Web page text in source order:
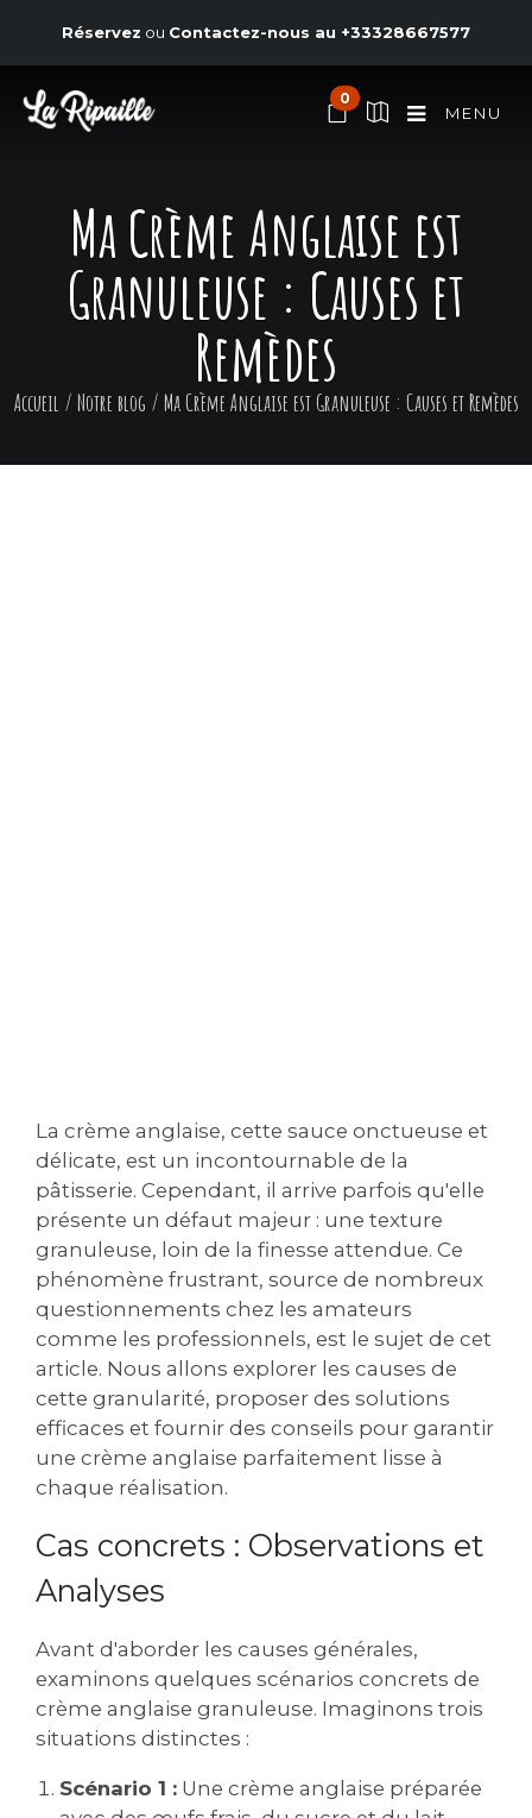
Réservez ou Contactez-nous au +33328667577
0
MENU
Ma Crème Anglaise est
Granuleuse : Causes et
Remèdes
Accueil/ Notre blog / Ma Crème Anglaise est Granuleuse : Causes et Remèdes
La crème anglaise, cette sauce onctueuse et
délicate, est un incontournable de la
pâtisserie. Cependant, il arrive parfois qu'elle
présente un défaut majeur : une texture
granuleuse, loin de la finesse attendue. Ce
phénomène frustrant, source de nombreux
questionnements chez les amateurs
comme les professionnels, est le sujet de cet
article. Nous allons explorer les causes de
cette granularité, proposer des solutions
efficaces et fournir des conseils pour garantir
une crème anglaise parfaitement lisse à
chaque réalisation.
Cas concrets : Observations et
Analyses
Avant d'aborder les causes générales,
examinons quelques scénarios concrets de
crème anglaise granuleuse. Imaginons trois
situations distinctes :
Scénario 1 : Une crème anglaise préparée